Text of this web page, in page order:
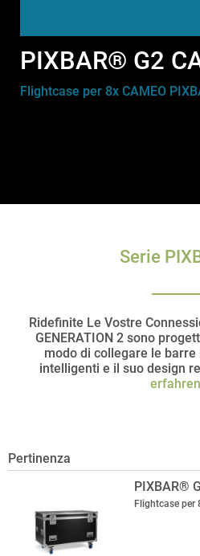
PIXBAR® G2
Flightcase per 8x CAMEO
Serie
Ridefinite Le Vostre
GENERATION 2 sono
modo di collegare le barre
intelligenti e il suo design
PIXBAR®
Flightcase per